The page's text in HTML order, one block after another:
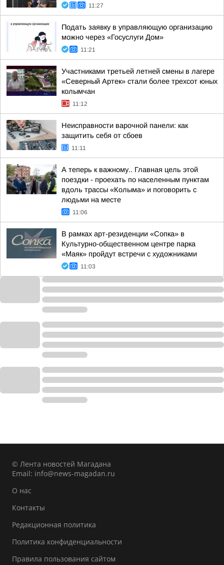
11:27
Подать заявку в управляющую организацию
можно через «Госуслуги Дом»
11:21
Участниками третьей летней смены в лагере
«Северный Артек» стали более трехсот юных
колымчан
11:12
Неисправности варочной панели: как
защитить себя от сбоев
11:11
А теперь к важному.. Главная цель этой
поездки - проехать по населенным пунктам
вдоль трассы «Колыма» и поговорить с
людьми на месте
11:06
В рамках арт-резиденции «Сопка» в
Культурно-общественном центре парка
«Маяк» пройдут встречи с художниками
11:03
© Лента новостей Магадана
Email: info@news-magadan.ru
О нас
Контакты
Редакционная политика
Политика конфиденциальности
Правила пользования сайтом